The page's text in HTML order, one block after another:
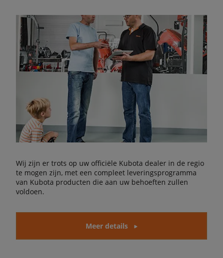
Wij zijn er trots op uw officiële Kubota dealer in de regio
te mogen zijn, met een compleet leveringsprogramma
van Kubota producten die aan uw behoeften zullen
voldoen.
Meer details